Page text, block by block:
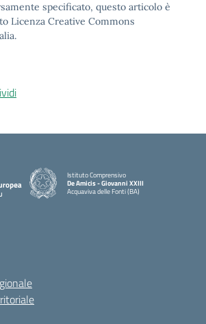
specificato, questo articolo è
Licenza Creative Commons
Istituto Comprensivo
De Amicis - Giovanni XXIII
Acquaviva delle Fonti (BA)
— Visita la pagina iniziale della scuola